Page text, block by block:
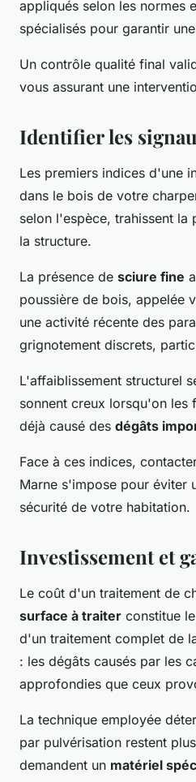
appliqués selon les normes
spécialisés pour garantir
Un contrôle qualité final
vous assurant une
Identifier les
Les premiers indices d'une
dans le bois de votre
selon l'espèce, trahissent la
la structure.
La présence de sciure fine
poussière de bois, appelée
une activité récente des
grignotement discrets,
L'affaiblissement structurel
sonnent creux lorsqu'on les
déjà causé des dégâts
Face à ces indices,
Marne s'impose pour éviter
sécurité de votre habitation.
Investissement et
Le coût d'un traitement de
surface à traiter constitue
d'un traitement complet de
: les dégâts causés par les
approfondies que ceux
La technique employée
par pulvérisation restent
demandent un matériel